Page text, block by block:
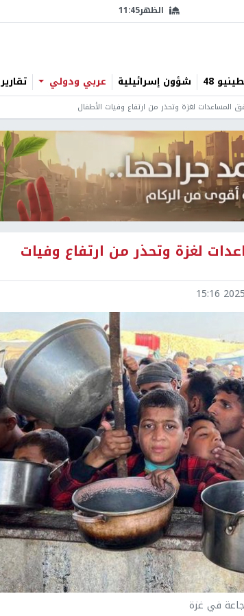
الظهر11:45
48 شؤون إسرائيلية عربي ودولي تقارير
لغزة وتحذر من ارتفاع وفيات الأطفال
لغزة وتحذر من ارتفاع وفيات
2025-
في غزة